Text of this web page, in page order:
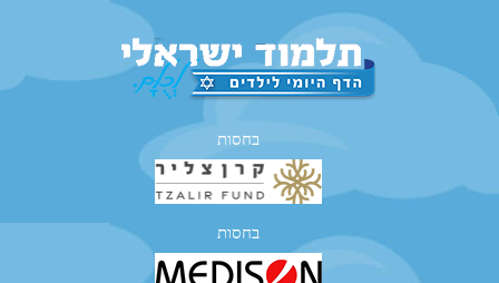
בחסות
בחסות